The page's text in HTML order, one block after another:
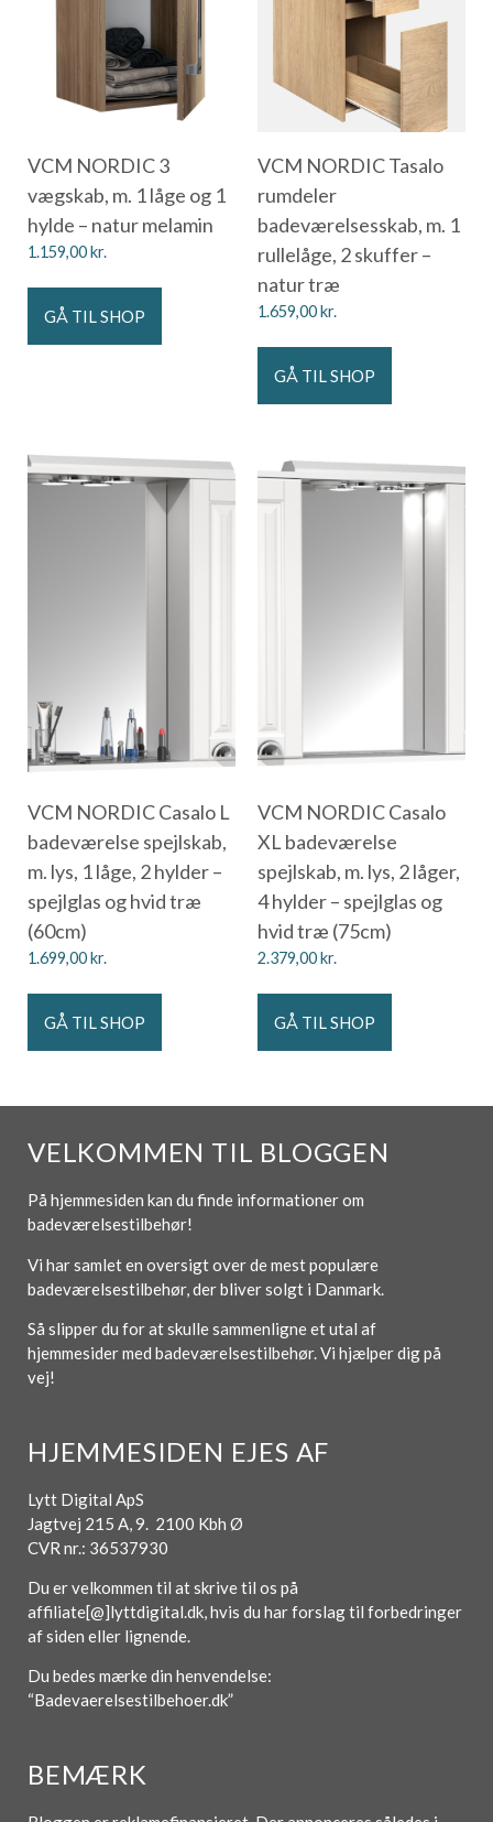
VCM NORDIC 3
vægskab, m. 1 låge og 1
hylde – natur melamin
1.159,00kr.
GÅ TIL SHOP
VCM NORDIC Tasalo
rumdeler
badeværelsesskab, m. 1
rullelåge, 2 skuffer –
natur træ
1.659,00kr.
GÅ TIL SHOP
VCM NORDIC Casalo L
badeværelse spejlskab,
m. lys, 1 låge, 2 hylder –
spejlglas og hvid træ
(60cm)
1.699,00kr.
GÅ TIL SHOP
VCM NORDIC Casalo
XL badeværelse
spejlskab, m. lys, 2 låger,
4 hylder – spejlglas og
hvid træ (75cm)
2.379,00kr.
GÅ TIL SHOP
VELKOMMEN TIL BLOGGEN
På hjemmesiden kan du finde informationer om
badeværelsestilbehør!
Vi har samlet en oversigt over de mest populære
badeværelsestilbehør, der bliver solgt i Danmark.
Så slipper du for at skulle sammenligne et utal af
hjemmesider med badeværelsestilbehør. Vi hjælper dig på
vej!
HJEMMESIDEN EJES AF
Lytt Digital ApS
Jagtvej 215 A, 9. 2100 Kbh Ø
CVR nr.: 36537930
Du er velkommen til at skrive til os på
affiliate[@]lyttdigital.dk, hvis du har forslag til forbedringer
af siden eller lignende.
Du bedes mærke din henvendelse:
“Badevaerelsestilbehoer.dk”
BEMÆRK